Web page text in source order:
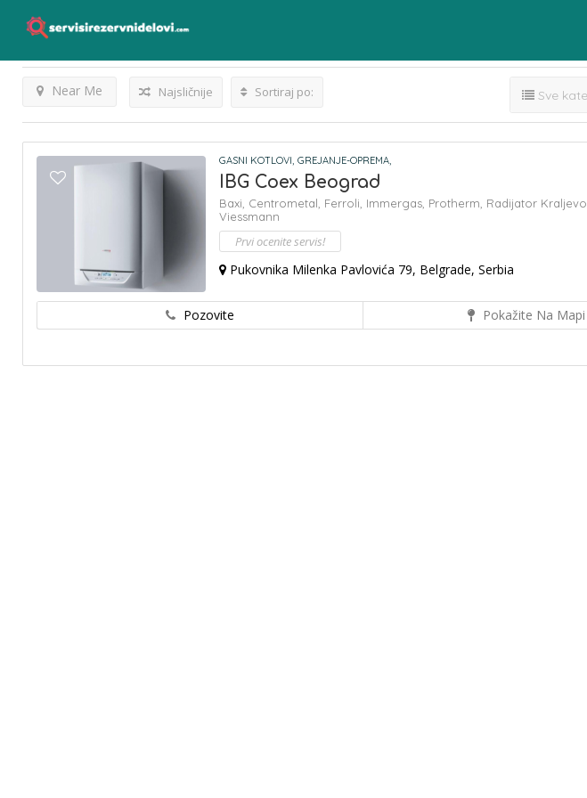
Rezultati ZaImmergas
Near Me Najsličnije Sortiraj po:
GASNI KOTLOVI, GREJANJE-OPREMA,
IBG Coex Beograd
Baxi, Centrometal, Ferroli, Immergas, Protherm, Radijator Kraljevo,
Viessmann
Prvi ocenite servis!
Pukovnika Milenka Pavlovića 79, Belgrade, Serbia
Pozovite Pokažite Na Mapi